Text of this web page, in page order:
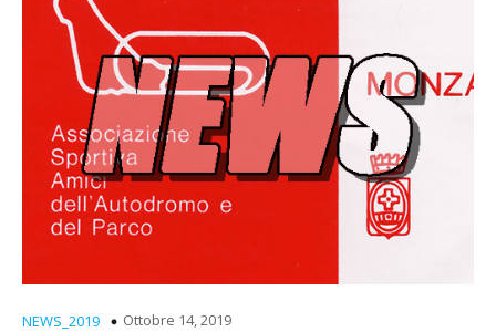
NEWS_2019 Ottobre 14, 2019